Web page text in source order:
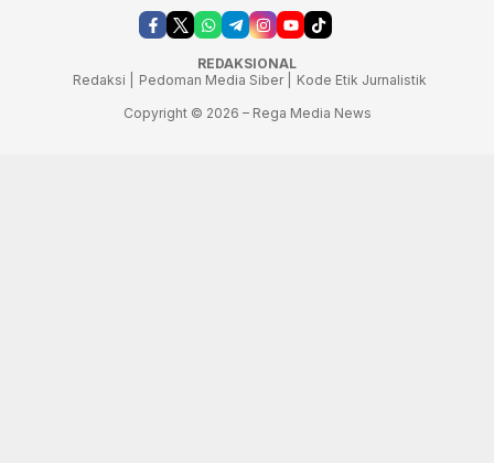
REDAKSIONAL
Redaksi |
Pedoman Media Siber |
Kode Etik Jurnalistik
Copyright © 2026 – Rega Media News